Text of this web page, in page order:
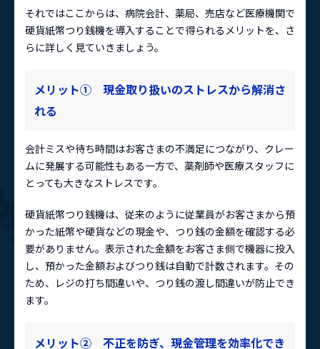
それではここからは、病院会計、薬局、売店など医療機関で
硬貨紙幣つり銭機を導入することで得られるメリットを、さ
らに詳しく見ていきましょう。
メリット① 現金取り扱いのストレスから解消さ
れる
会計ミスや待ち時間はお客さまの不満足につながり、クレー
ムに発展する可能性もある一方で、薬剤師や医療スタッフに
とっても大きなストレスです。
硬貨紙幣つり銭機は、従来のように従業員がお客さまから預
かった紙幣や硬貨などの現金や、つり銭の金額を確認する必
要がありません。表示された金額をお客さま側で機器に投入
し、預かった金額およびつり銭は自動で計数されます。その
ため、レジの打ち間違いや、つり銭の渡し間違いが防止でき
ます。
メリット② 不正を防ぎ、現金管理を効率化でき